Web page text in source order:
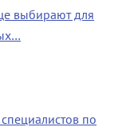
выбирают для
по